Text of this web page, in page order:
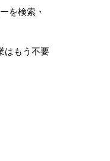
を検索・
はもう不要